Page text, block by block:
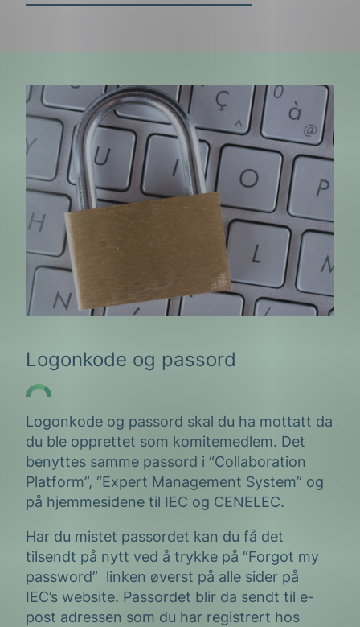
Logonkode og passord
Logonkode og passord skal du ha mottatt da
du ble opprettet som komitemedlem. Det
benyttes samme passord i “Collaboration
Platform”, “Expert Management System” og
på hjemmesidene til IEC og CENELEC.
Har du mistet passordet kan du få det
tilsendt på nytt ved å trykke på “Forgot my
password” linken øverst på alle sider på
IEC’s website. Passordet blir da sendt til e-
post adressen som du har registrert hos